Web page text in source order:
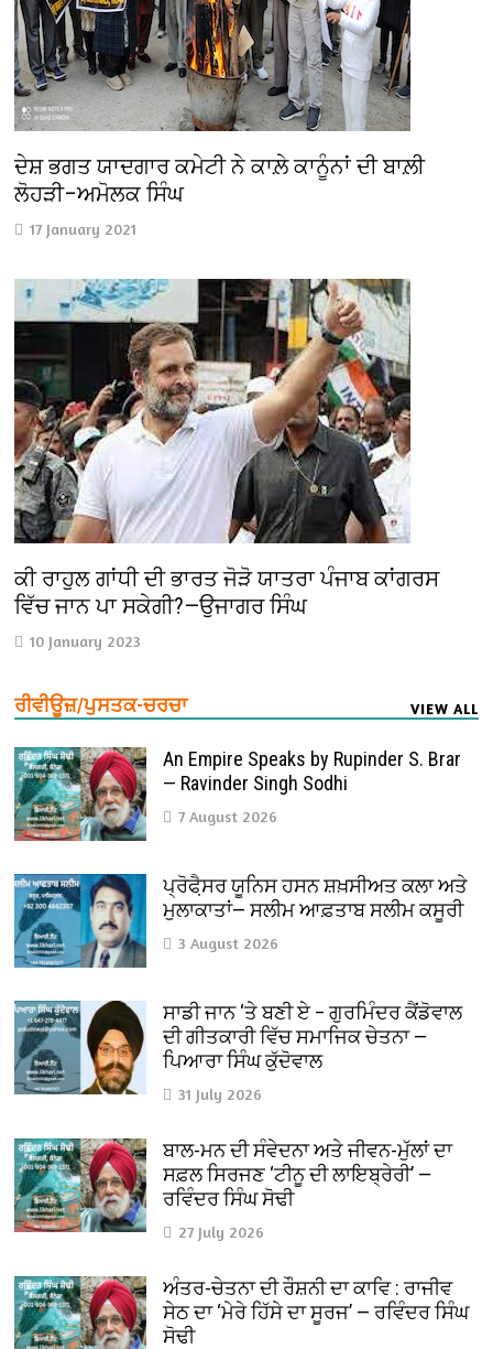
ਦੇਸ਼ ਭਗਤ ਯਾਦਗਾਰ ਕਮੇਟੀ ਨੇ ਕਾਲ਼ੇ ਕਾਨੂੰਨਾਂ ਦੀ ਬਾਲ਼ੀ
ਲੋਹੜੀ–ਅਮੋਲਕ ਸਿੰਘ
17 January 2021
ਕੀ ਰਾਹੁਲ ਗਾਂਧੀ ਦੀ ਭਾਰਤ ਜੋੜੋ ਯਾਤਰਾ ਪੰਜਾਬ ਕਾਂਗਰਸ
ਵਿੱਚ ਜਾਨ ਪਾ ਸਕੇਗੀ?—ਉਜਾਗਰ ਸਿੰਘ
10 January 2023
ਰੀਵੀਊਜ਼/ਪੁਸਤਕ-ਚਰਚਾ VIEW ALL
An Empire Speaks by Rupinder S. Brar
— Ravinder Singh Sodhi
7 August 2026
ਪ੍ਰੋਫੈ਼ਸਰ ਯੂਨਿਸ ਹਸਨ ਸ਼ਖ਼ਸੀਅਤ ਕਲਾ ਅਤੇ
ਮੁਲਾਕਾਤਾਂ— ਸਲੀਮ ਆਫ਼ਤਾਬ ਸਲੀਮ ਕਸੂਰੀ
3 August 2026
ਸਾਡੀ ਜਾਨ ‘ਤੇ ਬਣੀ ਏ – ਗੁਰਮਿੰਦਰ ਕੈਂਡੋਵਾਲ
ਦੀ ਗੀਤਕਾਰੀ ਵਿੱਚ ਸਮਾਜਿਕ ਚੇਤਨਾ —
ਪਿਆਰਾ ਸਿੰਘ ਕੁੱਦੋਵਾਲ
31 July 2026
ਬਾਲ-ਮਨ ਦੀ ਸੰਵੇਦਨਾ ਅਤੇ ਜੀਵਨ-ਮੁੱਲਾਂ ਦਾ
ਸਫ਼ਲ ਸਿਰਜਣ ‘ਟੀਨੂ ਦੀ ਲਾਇਬ੍ਰੇਰੀ’ —
ਰਵਿੰਦਰ ਸਿੰਘ ਸੋਢੀ
27 July 2026
ਅੰਤਰ-ਚੇਤਨਾ ਦੀ ਰੌਸ਼ਨੀ ਦਾ ਕਾਵਿ : ਰਾਜੀਵ
ਸੇਠ ਦਾ ‘ਮੇਰੇ ਹਿੱਸੇ ਦਾ ਸੂਰਜ’ — ਰਵਿੰਦਰ ਸਿੰਘ
ਸੋਢੀ